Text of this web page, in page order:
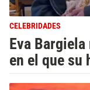
CELEBRIDADES
Eva
en el que su